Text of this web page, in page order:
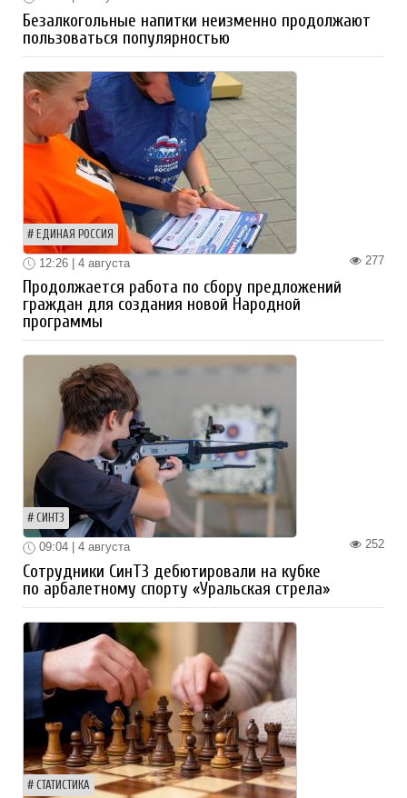
Безалкогольные напитки неизменно продолжают
пользоваться популярностью
ЕДИНАЯ РОССИЯ
277
12:26 | 4 августа
Продолжается работа по сбору предложений
граждан для создания новой Народной
программы
СИНТЗ
252
09:04 | 4 августа
Сотрудники СинТЗ дебютировали на кубке
по арбалетному спорту «Уральская стрела»
СТАТИСТИКА